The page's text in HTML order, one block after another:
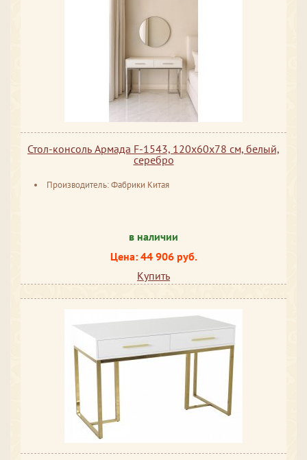
Стол-консоль Армада F-1543, 120х60х78 см, белый,
серебро
Производитель: Фабрики Китая
в наличии
Цена: 44 906 руб.
Купить